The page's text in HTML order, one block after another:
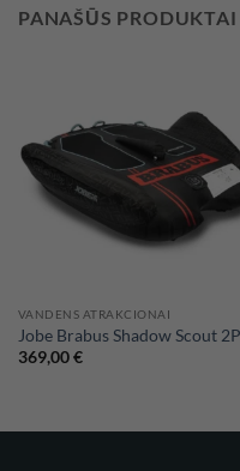
PANAŠŪS PRODUKTAI
VANDENS ATRAKCIONAI
Jobe Brabus Shadow Scout 2P
369,00€